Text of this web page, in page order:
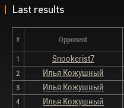
Last results
# Opponent
1 Snookerist7
2
Илья Кожушный
3
Илья Кожушный
4
Илья Кожушный